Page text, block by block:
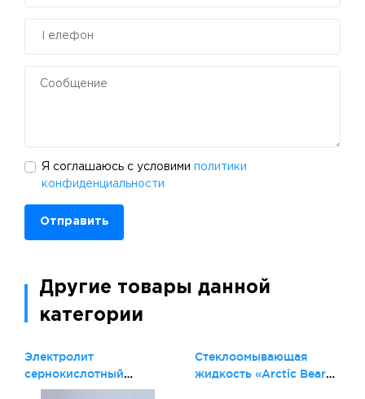
Я соглашаюсь с условими политики
конфиденциальности
Отправить
Другие товары данной
категории
Электролит
сернокислотный
плотность 1.29 и 1.40
Стеклоомывающая
жидкость «Arctic Bear»